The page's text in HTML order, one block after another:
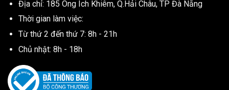
Địa chỉ: 185 Ông Ích Khiêm, Q.Hải Châu, TP Đà Nẵng
Thời gian làm việc:
Từ thứ 2 đến thứ 7: 8h - 21h
Chủ nhật: 8h - 18h